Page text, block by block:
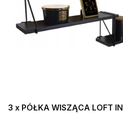
3 x PÓŁKA WISZĄCA LOFT